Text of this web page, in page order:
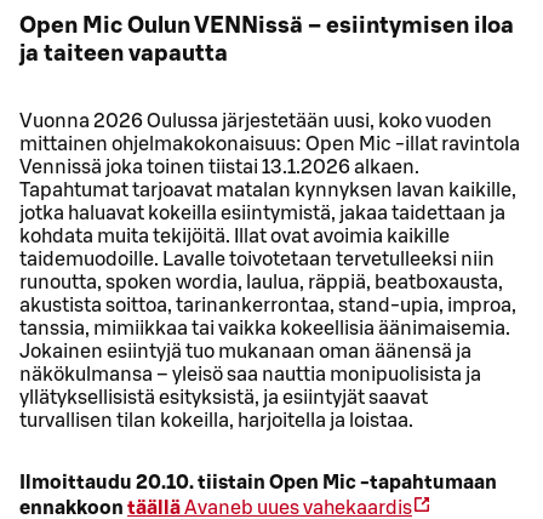
Open Mic Oulun VENNissä – esiintymisen iloa
ja taiteen vapautta
Vuonna 2026 Oulussa järjestetään uusi, koko vuoden
mittainen ohjelmakokonaisuus: Open Mic -illat ravintola
Vennissä joka toinen tiistai 13.1.2026 alkaen.
Tapahtumat tarjoavat matalan kynnyksen lavan kaikille,
jotka haluavat kokeilla esiintymistä, jakaa taidettaan ja
kohdata muita tekijöitä. Illat ovat avoimia kaikille
taidemuodoille. Lavalle toivotetaan tervetulleeksi niin
runoutta, spoken wordia, laulua, räppiä, beatboxausta,
akustista soittoa, tarinankerrontaa, stand-upia, improa,
tanssia, mimiikkaa tai vaikka kokeellisia äänimaisemia.
Jokainen esiintyjä tuo mukanaan oman äänensä ja
näkökulmansa – yleisö saa nauttia monipuolisista ja
yllätyksellisistä esityksistä, ja esiintyjät saavat
turvallisen tilan kokeilla, harjoitella ja loistaa.
Ilmoittaudu 20.10. tiistain Open Mic -tapahtumaan
ennakkoon täälläAvaneb uues vahekaardis